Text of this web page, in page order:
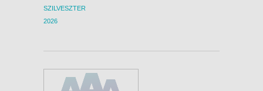
SZILVESZTER
2026